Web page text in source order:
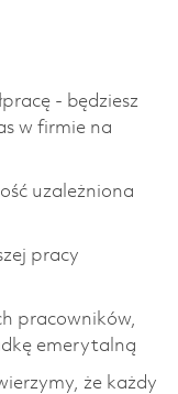
- będziesz
w firmie na
uzależniona
pracy
pracowników,
emerytalną
że każdy